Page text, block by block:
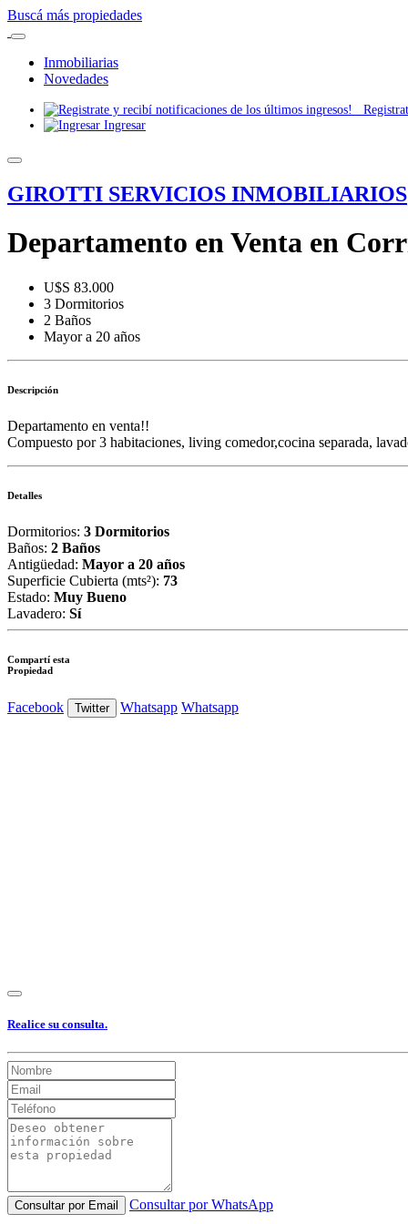
Buscá más propiedades
Inmobiliarias
Novedades
Ingresar
GIROTTI SERVICIOS INMOBILIARIOS
Departamento en Venta en
U$S 83.000
3 Dormitorios
2 Baños
Mayor a 20 años
Descripción
Departamento en venta!!
Compuesto por 3 habitaciones, living comedor,cocina separada,
Detalles
Dormitorios: 3 Dormitorios
Baños: 2 Baños
Antigüedad: Mayor a 20 años
Superficie Cubierta (mts²): 73
Estado: Muy Bueno
Lavadero: Sí
Compartí esta
Propiedad
Facebook Twitter Whatsapp Whatsapp
Realice su consulta.
Consultar por Email Consultar por WhatsApp